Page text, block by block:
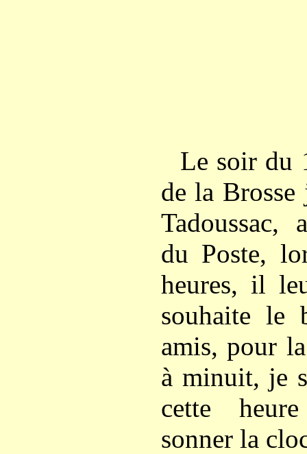
Le soir du
de la Brosse
Tadoussac,
du Poste,
heures, il
souhaite le
amis, pour
à minuit, je
cette
sonner la